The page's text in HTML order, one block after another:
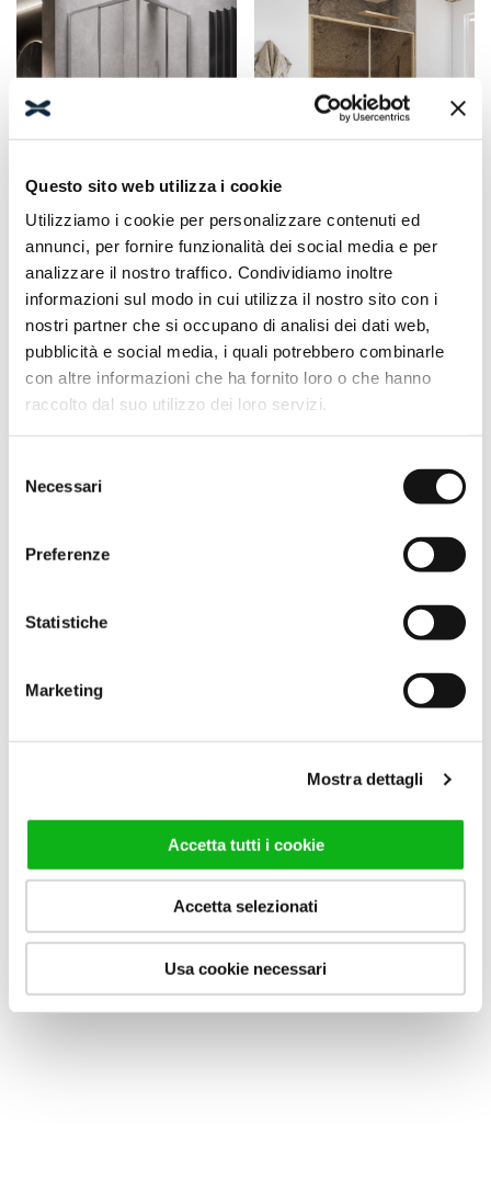
Questo sito web utilizza i cookie
Utilizziamo i cookie per personalizzare contenuti ed
annunci, per fornire funzionalità dei social media e per
analizzare il nostro traffico. Condividiamo inoltre
informazioni sul modo in cui utilizza il nostro sito con i
nostri partner che si occupano di analisi dei dati web,
pubblicità e social media, i quali potrebbero combinarle
con altre informazioni che ha fornito loro o che hanno
raccolto dal suo utilizzo dei loro servizi.
delNecessari
Preferenze
Statistiche
Marketing
Mostra dettagli
Accetta tutti i cookie
Accetta selezionati
Usa cookie necessari
CALAMO A+A
Cabine de douche avec
porte coulissante à double
ALLER AU PRODUIT
CALAMO SC1
Cabine de douche à porte
coulissante en niche.
ALLER AU PRODUIT
Cabine de douche avec
double porte coulissante en
niche.
CALAMO SF+F
Cabine de douche avec
porte coulissante et côté
fixe d’angle.